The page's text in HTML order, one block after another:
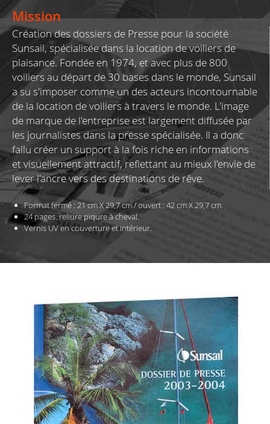
Mission
Création des dossiers de Presse pour la société
Sunsail, spécialisée dans la location de voiliers de
plaisance. Fondée en 1974, et avec plus de 800
voiliers au départ de 30 bases dans le monde, Sunsail
a su s'imposer comme un des acteurs incontournable
de la location de voiliers à travers le monde. L'image
de marque de l'entreprise est largement diffusée par
les journalistes dans la presse spécialisée. Il a donc
fallu créer un support à la fois riche en informations
et visuellement attractif, reflettant au mieux l'envie de
lever l'ancre vers des destinations de rêve.
Format fermé : 21 cm X 29,7 cm /ouvert : 42 cm X 29,7 cm.
24 pages, reliure piqure à cheval.
Vernis UV en couverture et intérieur.